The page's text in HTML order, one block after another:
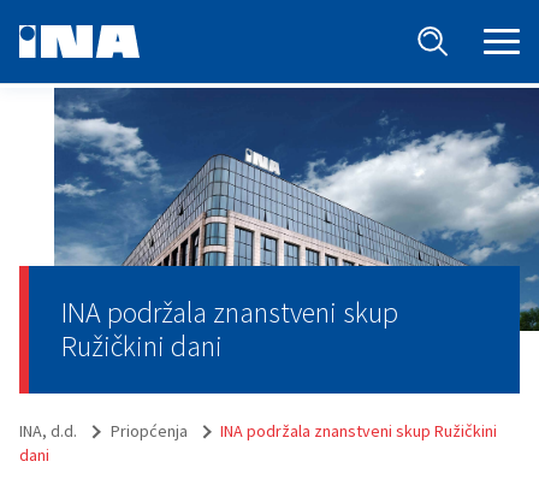
INA podržala znanstveni skup
Ružičkini dani
INA, d.d. Priopćenja
INA podržala znanstveni skup Ružičkini
dani